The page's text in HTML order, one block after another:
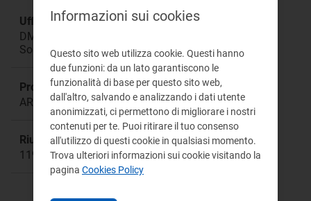
Ufficio responsabile:
DMEA Direzione Mercati Energia all'Ingrosso e
Sostenibilità Ambientale
Procedimento:
ARG/elt 99/08
Riunione:
1198
Informazioni sui cookies
Questo sito web utilizza cookie. Questi hanno
due funzioni: da un lato garantiscono le
funzionalità di base per questo sito web,
dall'altro, salvando e analizzando i dati utente
anonimizzati, ci permettono di migliorare i nostri
contenuti per te. Puoi ritirare il tuo consenso
all'utilizzo di questi cookie in qualsiasi momento.
Trova ulteriori informazioni sui cookie visitando la
pagina Cookies Policy